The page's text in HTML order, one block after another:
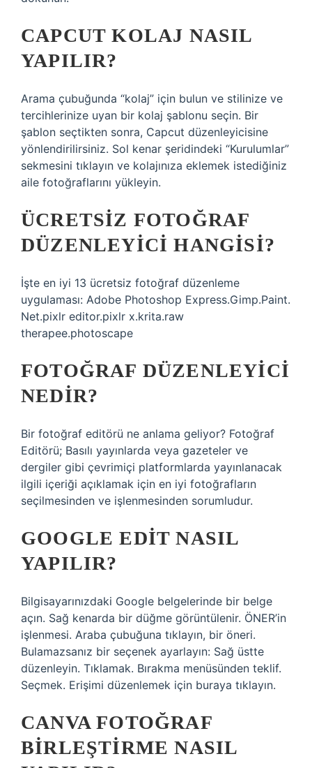
CAPCUT KOLAJ NASIL
YAPILIR?
Arama çubuğunda “kolaj” için bulun ve stilinize ve
tercihlerinize uyan bir kolaj şablonu seçin. Bir
şablon seçtikten sonra, Capcut düzenleyicisine
yönlendirilirsiniz. Sol kenar şeridindeki “Kurulumlar”
sekmesini tıklayın ve kolajınıza eklemek istediğiniz
aile fotoğraflarını yükleyin.
ÜCRETSIZ FOTOĞRAF
DÜZENLEYICI HANGISI?
İşte en iyi 13 ücretsiz fotoğraf düzenleme
uygulaması: Adobe Photoshop Express.Gimp.Paint.
Net.pixlr editor.pixlr x.krita.raw
therapee.photoscape
FOTOĞRAF DÜZENLEYICI
NEDIR?
Bir fotoğraf editörü ne anlama geliyor? Fotoğraf
Editörü; Basılı yayınlarda veya gazeteler ve
dergiler gibi çevrimiçi platformlarda yayınlanacak
ilgili içeriği açıklamak için en iyi fotoğrafların
seçilmesinden ve işlenmesinden sorumludur.
GOOGLE EDIT NASIL
YAPILIR?
Bilgisayarınızdaki Google belgelerinde bir belge
açın. Sağ kenarda bir düğme görüntülenir. ÖNER’in
işlenmesi. Araba çubuğuna tıklayın, bir öneri.
Bulamazsanız bir seçenek ayarlayın: Sağ üstte
düzenleyin. Tıklamak. Bırakma menüsünden teklif.
Seçmek. Erişimi düzenlemek için buraya tıklayın.
CANVA FOTOĞRAF
BIRLEŞTIRME NASIL